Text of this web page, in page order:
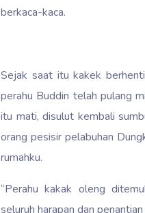
berkaca-kaca.
Sejak saat itu kakek
perahu Buddin telah pulang
itu mati, disulut kembali
orang pesisir pelabuhan
rumahku.
“Perahu kakak oleng
seluruh harapan dan